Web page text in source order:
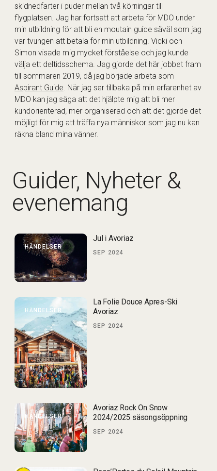
skidnedfarter i puder mellan två körningar till
flygplatsen. Jag har fortsatt att arbeta för MDO under
min utbildning för att bli en moutain guide såväl som jag
var tvungen att betala för min utbildning. Vicki och
Simon visade mig mycket förståelse och jag kunde
välja ett deltidsschema. Jag gjorde det här jobbet fram
till sommaren 2019, då jag började arbeta som
Aspirant Guide. När jag ser tillbaka på min erfarenhet av
MDO kan jag säga att det hjälpte mig att bli mer
kundorienterad, mer organiserad och att det gjorde det
möjligt för mig att träffa nya människor som jag nu kan
räkna bland mina vänner.
Guider, Nyheter &
evenemang
HÄNDELSER
Jul i Avoriaz
SEP 2024
HÄNDELSER
La Folie Douce Apres-Ski
Avoriaz
SEP 2024
HÄNDELSER
Avoriaz Rock On Snow
2024/2025 säsongsöppning
SEP 2024